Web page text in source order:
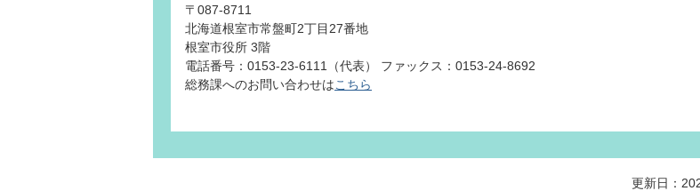
〒087-8711
北海道根室市常盤町2丁目27番地
根室市役所 3階
電話番号：0153-23-6111（代表） ファックス：0153-24-8692
総務課へのお問い合わせはこちら
更新日：